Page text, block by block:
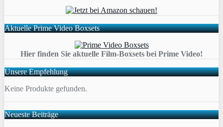
Aktuelle Prime Video Boxsets
Hier finden Sie aktuelle Film-Boxsets bei Prime Video!
Unsere Empfehlung
Keine Produkte gefunden.
Neueste Beiträge